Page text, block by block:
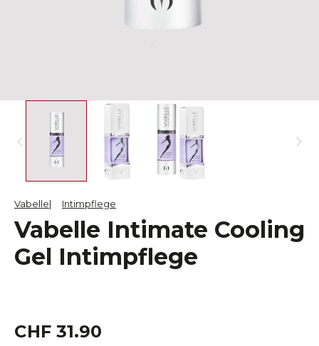
Vabelle Intimpflege
Vabelle Intimate Cooling
Gel Intimpflege
CHF 31.90